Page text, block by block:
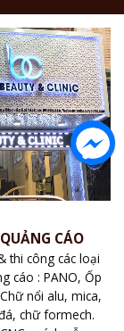
CÁO
thi công các loại
cáo : PANO, Ốp
nổi alu, mica,
chữ formech.